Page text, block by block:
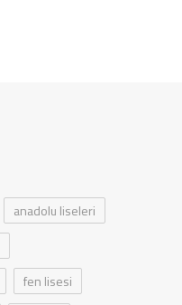
anadolu liseleri
fen lisesi